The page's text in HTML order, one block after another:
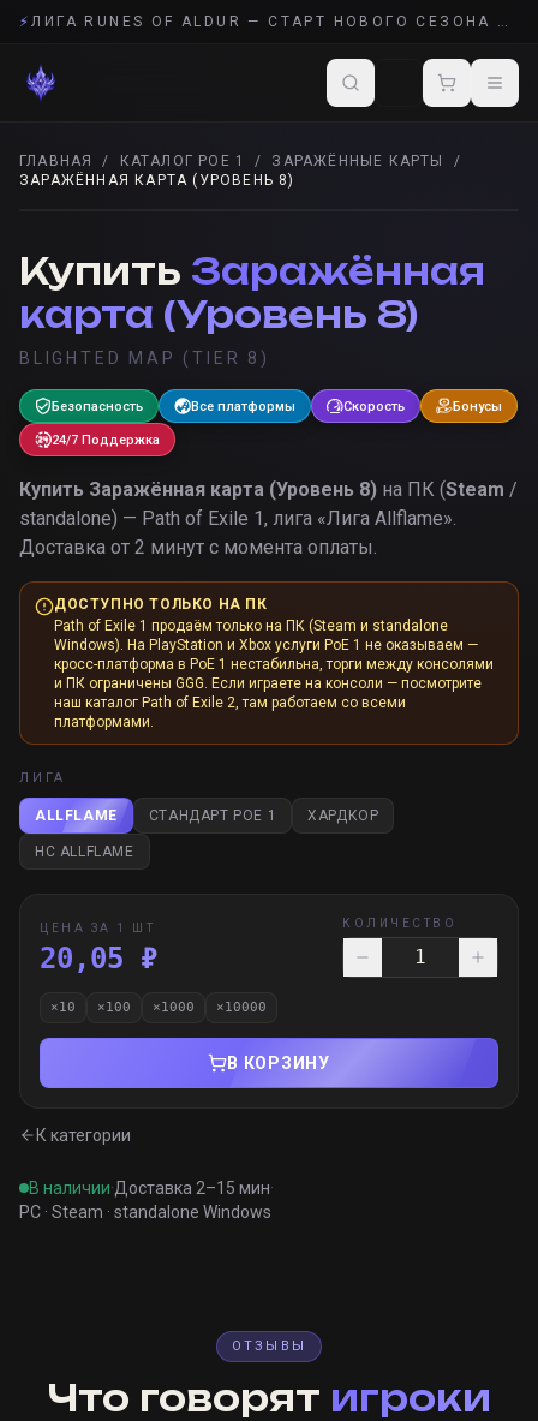
⚡ ЛИГА RUNES OF ALDUR — СТАРТ НОВОГО СЕЗОНА POE 2
ГЛАВНАЯ / КАТАЛОГ POE 1 / ЗАРАЖЁННЫЕ КАРТЫ
/
ЗАРАЖЁННАЯ КАРТА (УРОВЕНЬ 8)
Купить Заражённая
карта (Уровень 8)
BLIGHTED MAP (TIER 8)
Безопасность Все платформы Скорость Бонусы
24/7 Поддержка
Купить Заражённая карта (Уровень 8) на ПК (Steam /
standalone) — Path of Exile 1, лига «Лига Allflame».
Доставка от 2 минут с момента оплаты.
ДОСТУПНО ТОЛЬКО НА ПК
Path of Exile 1 продаём только на ПК (Steam и standalone
Windows). На PlayStation и Xbox услуги PoE 1 не оказываем —
кросс-платформа в PoE 1 нестабильна, торги между консолями
и ПК ограничены GGG. Если играете на консоли — посмотрите
наш каталог Path of Exile 2, там работаем со всеми
платформами.
ЛИГА
ALLFLAME СТАНДАРТ POE 1 ХАРДКОР
HC ALLFLAME
ЦЕНА ЗА 1 ШТ
20,05 ₽
КОЛИЧЕСТВО
×10 ×100 ×1000 ×10000
В КОРЗИНУ
К категории
В наличии·Доставка 2–15 мин·
PC · Steam · standalone Windows
ОТЗЫВЫ
Что говорят игроки